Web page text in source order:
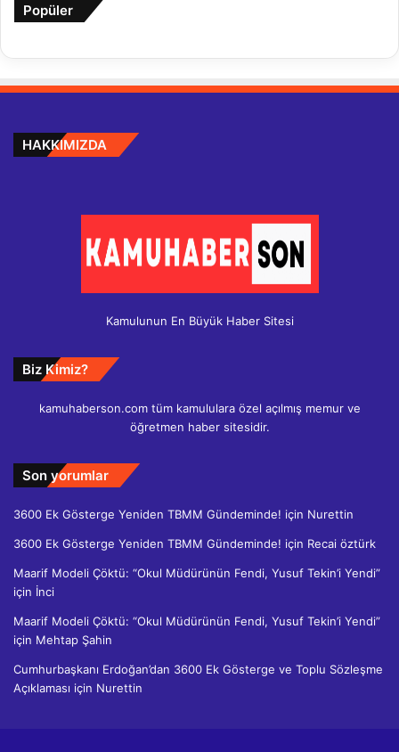
Popüler
HAKKIMIZDA
Kamulunun En Büyük Haber Sitesi
Biz Kimiz?
kamuhaberson.com tüm kamululara özel açılmış memur ve
öğretmen haber sitesidir.
Son yorumlar
3600 Ek Gösterge Yeniden TBMM Gündeminde! için Nurettin
3600 Ek Gösterge Yeniden TBMM Gündeminde! için Recai öztürk
Maarif Modeli Çöktü: “Okul Müdürünün Fendi, Yusuf Tekin’i Yendi”
için İnci
Maarif Modeli Çöktü: “Okul Müdürünün Fendi, Yusuf Tekin’i Yendi”
için Mehtap Şahin
Cumhurbaşkanı Erdoğan’dan 3600 Ek Gösterge ve Toplu Sözleşme
Açıklaması için Nurettin